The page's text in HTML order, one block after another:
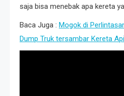
saja bisa menebak apa kereta
Baca Juga : Mogok di
Dump Truk tersambar Kereta Api